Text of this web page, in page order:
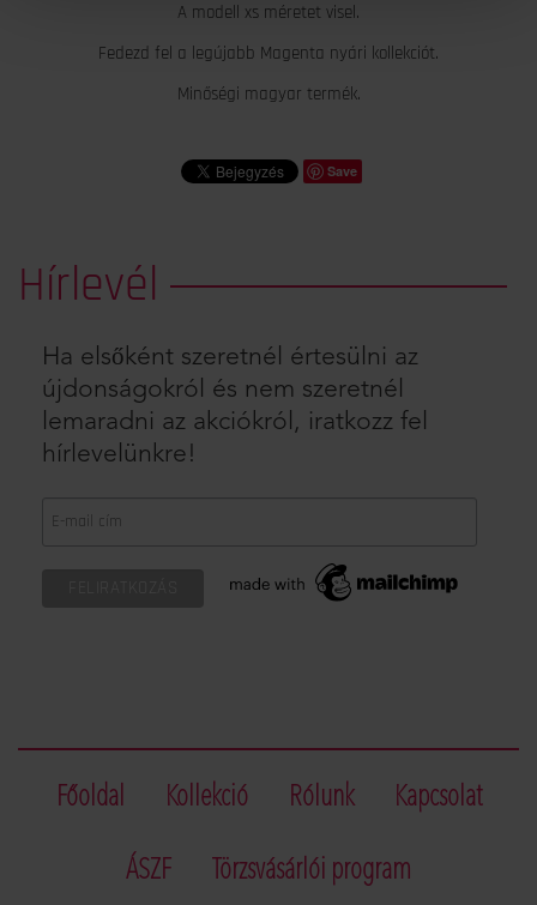
A modell xs méretet visel.
Fedezd fel a legújabb Magenta nyári kollekciót.
Minőségi magyar termék.
Save
Hírlevél
Ha elsőként szeretnél értesülni az
újdonságokról és nem szeretnél
lemaradni az akciókról, iratkozz fel
hírlevelünkre!
Főoldal Kollekció Rólunk Kapcsolat
ÁSZF Törzsvásárlói program